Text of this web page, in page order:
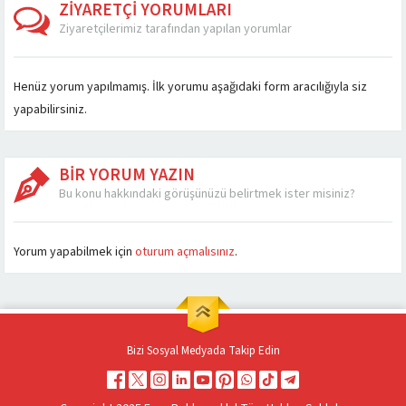
und...
ZİYARETÇİ YORUMLARI
Ziyaretçilerimiz tarafından yapılan yorumlar
Henüz yorum yapılmamış. İlk yorumu aşağıdaki form aracılığıyla siz
yapabilirsiniz.
BİR YORUM YAZIN
Bu konu hakkındaki görüşünüzü belirtmek ister misiniz?
Yorum yapabilmek için oturum açmalısınız.
Bizi Sosyal Medyada Takip Edin
Cevap Yaz